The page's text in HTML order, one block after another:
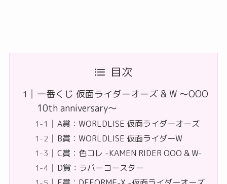
目次
一番くじ 仮面ライダーオーズ & W ～OOO
10th anniversary～
A賞：WORLDLISE 仮面ライダーオーズ
B賞：WORLDLISE 仮面ライダーW
C賞：色コレ -KAMEN RIDER OOO & W-
D賞：ラバーコースター